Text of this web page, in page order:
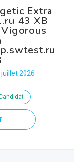
Extra
43 XB
2026